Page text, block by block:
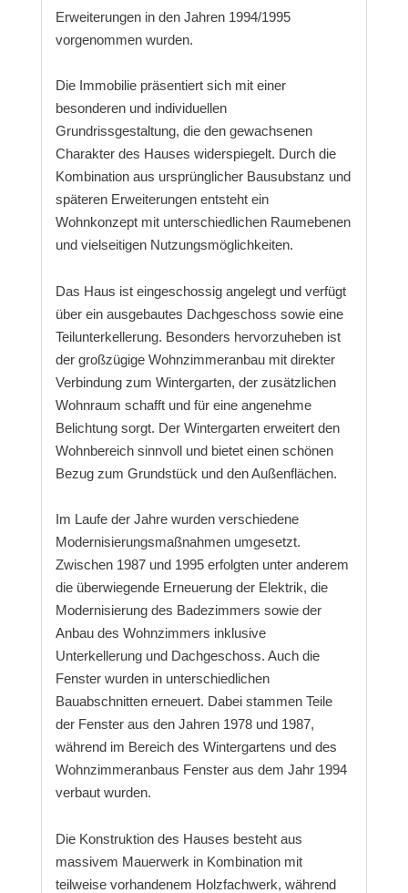
Erweiterungen in den Jahren 1994/1995
vorgenommen wurden.
Die Immobilie präsentiert sich mit einer
besonderen und individuellen
Grundrissgestaltung, die den gewachsenen
Charakter des Hauses widerspiegelt. Durch die
Kombination aus ursprünglicher Bausubstanz und
späteren Erweiterungen entsteht ein
Wohnkonzept mit unterschiedlichen Raumebenen
und vielseitigen Nutzungsmöglichkeiten.
Das Haus ist eingeschossig angelegt und verfügt
über ein ausgebautes Dachgeschoss sowie eine
Teilunterkellerung. Besonders hervorzuheben ist
der großzügige Wohnzimmeranbau mit direkter
Verbindung zum Wintergarten, der zusätzlichen
Wohnraum schafft und für eine angenehme
Belichtung sorgt. Der Wintergarten erweitert den
Wohnbereich sinnvoll und bietet einen schönen
Bezug zum Grundstück und den Außenflächen.
Im Laufe der Jahre wurden verschiedene
Modernisierungsmaßnahmen umgesetzt.
Zwischen 1987 und 1995 erfolgten unter anderem
die überwiegende Erneuerung der Elektrik, die
Modernisierung des Badezimmers sowie der
Anbau des Wohnzimmers inklusive
Unterkellerung und Dachgeschoss. Auch die
Fenster wurden in unterschiedlichen
Bauabschnitten erneuert. Dabei stammen Teile
der Fenster aus den Jahren 1978 und 1987,
während im Bereich des Wintergartens und des
Wohnzimmeranbaus Fenster aus dem Jahr 1994
verbaut wurden.
Die Konstruktion des Hauses besteht aus
massivem Mauerwerk in Kombination mit
teilweise vorhandenem Holzfachwerk, während